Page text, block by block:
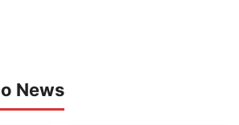
News